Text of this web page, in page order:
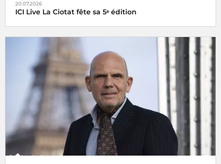
20.07.2026
ICI Live La Ciotat fête sa 5ᵉ édition